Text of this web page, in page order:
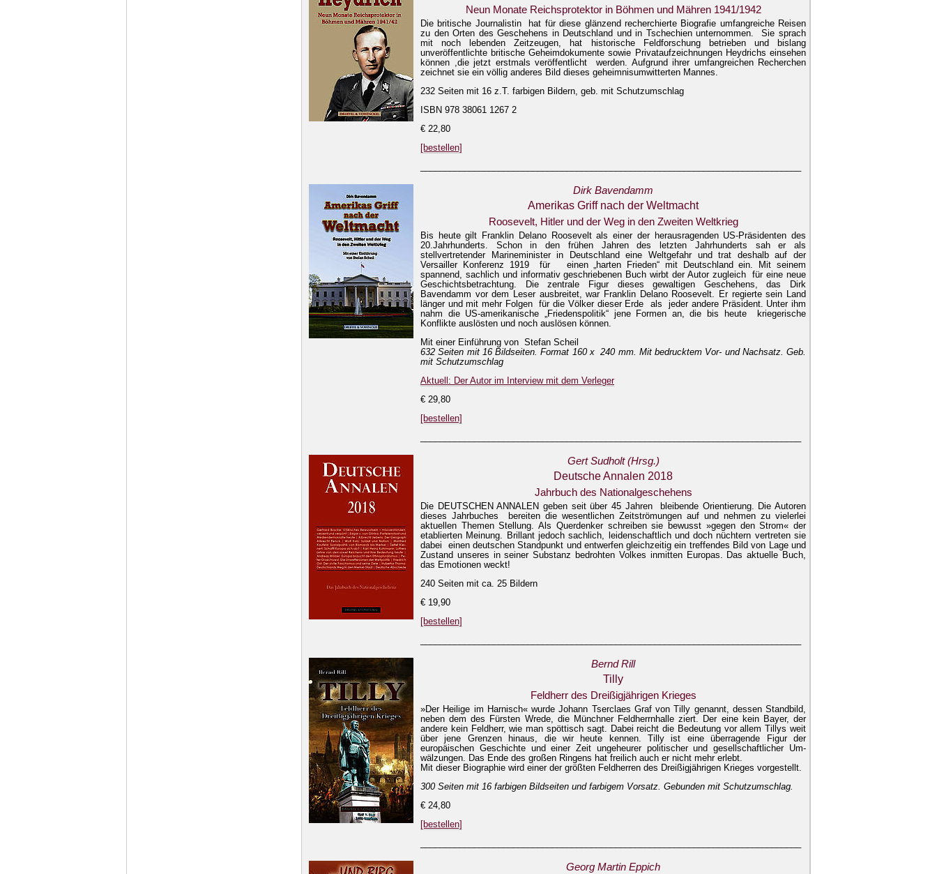
Neun Monate Reichsprotektor in Böhmen und Mähren 1941/1942
Die britische Journalistin hat für diese glänzend recherchierte Biografie umfangreiche Reisen
zu den Orten des Geschehens in Deutschland und in Tschechien unternommen. Sie sprach
mit noch lebenden Zeitzeugen, hat historische Feldforschung betrieben und bislang
unveröffentlichte britische Geheimdokumente sowie Privataufzeichnungen Heydrichs einsehen
können ,die jetzt erstmals veröffentlicht werden. Aufgrund ihrer umfangreichen Recherchen
zeichnet sie ein völlig anderes Bild dieses geheimnisumwitterten Mannes.
232 Seiten mit 16 z.T. farbigen Bildern, geb. mit Schutzumschlag
ISBN 978 38061 1267 2
€ 22,80
[bestellen]
Dirk Bavendamm
Amerikas Griff nach der Weltmacht
Roosevelt, Hitler und der Weg in den Zweiten Weltkrieg
Bis heute gilt Franklin Delano Roosevelt als einer der herausragenden US-Präsidenten des
20.Jahrhunderts. Schon in den frühen Jahren des letzten Jahrhunderts sah er als
stellvertretender Marineminister in Deutschland eine Weltgefahr und trat deshalb auf der
Versailler Konferenz 1919 für einen „harten Frieden“ mit Deutschland ein. Mit seinem
spannend, sachlich und informativ geschriebenen Buch wirbt der Autor zugleich für eine neue
Geschichtsbetrachtung. Die zentrale Figur dieses gewaltigen Geschehens, das Dirk
Bavendamm vor dem Leser ausbreitet, war Franklin Delano Roosevelt. Er regierte sein Land
länger und mit mehr Folgen für die Völker dieser Erde als jeder andere Präsident. Unter ihm
nahm die US-amerikanische „Friedenspolitik“ jene Formen an, die bis heute kriegerische
Konflikte auslösten und noch auslösen können.
Mit einer Einführung von Stefan Scheil
632 Seiten mit 16 Bildseiten. Format 160 x 240 mm. Mit bedrucktem Vor- und Nachsatz. Geb.
mit Schutzumschlag
Aktuell: Der Autor im Interview mit dem Verleger
€ 29,80
[bestellen]
Gert Sudholt (Hrsg.)
Deutsche Annalen 2018
Jahrbuch des Nationalgeschehens
Die DEUTSCHEN ANNALEN geben seit über 45 Jahren bleibende Orientierung. Die Autoren
dieses Jahrbuches bereiten die wesentlichen Zeitströmungen auf und nehmen zu vielerlei
aktuellen Themen Stellung. Als Querdenker schreiben sie bewusst »gegen den Strom« der
etablierten Meinung. Brillant jedoch sachlich, leidenschaftlich und doch nüchtern vertreten sie
dabei einen deutschen Standpunkt und entwerfen gleichzeitig ein treffendes Bild von Lage und
Zustand unseres in seiner Substanz bedrohten Volkes inmitten Europas. Das aktuelle Buch,
das Emotionen weckt!
240 Seiten mit ca. 25 Bildern
€ 19,90
[bestellen]
Bernd Rill
Tilly
Feldherr des Dreißigjährigen Krieges
»Der Heilige im Harnisch« wurde Johann Tserclaes Graf von Tilly ge­nannt, dessen Standbild,
neben dem des Fürsten Wrede, die Münchner Feldherrnhalle ziert. Der eine kein Bayer, der
andere kein Feldherr, wie man spöttisch sagt. Dabei reicht die Bedeutung vor allem Tillys weit
über jene Grenzen hinaus, die wir heute ken­nen. Tilly ist eine überragende Fi­gur der
europäischen Geschichte und einer Zeit ungeheurer politi­scher und gesellschaftlicher Um­
wälzungen. Das Ende des großen Ringens hat freilich auch er nicht mehr erlebt.
Mit dieser Biographie wird einer der größten Feldherren des Drei­ßigjährigen Krieges vorgestellt.
300 Seiten mit 16 farbigen Bildseiten und farbigem Vorsatz. Gebunden mit Schutzumschlag.
€ 24,80
[bestellen]
Georg Martin Eppich